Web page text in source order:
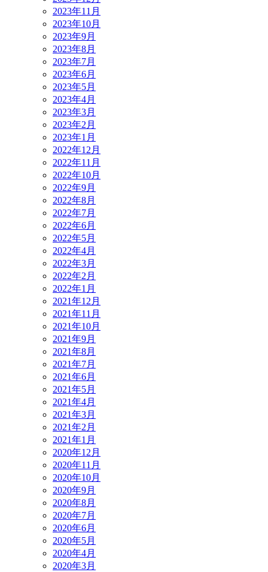
2023年11月
2023年10月
2023年9月
2023年8月
2023年7月
2023年6月
2023年5月
2023年4月
2023年3月
2023年2月
2023年1月
2022年12月
2022年11月
2022年10月
2022年9月
2022年8月
2022年7月
2022年6月
2022年5月
2022年4月
2022年3月
2022年2月
2022年1月
2021年12月
2021年11月
2021年10月
2021年9月
2021年8月
2021年7月
2021年6月
2021年5月
2021年4月
2021年3月
2021年2月
2021年1月
2020年12月
2020年11月
2020年10月
2020年9月
2020年8月
2020年7月
2020年6月
2020年5月
2020年4月
2020年3月